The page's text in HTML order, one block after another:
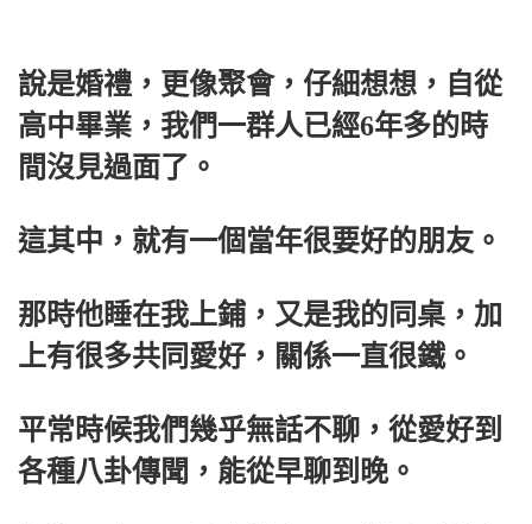
說是婚禮，更像聚會，仔細想想，自從
高中畢業，我們一群人已經6年多的時
間沒見過面了。
這其中，就有一個當年很要好的朋友。
那時他睡在我上鋪，又是我的同桌，加
上有很多共同愛好，關係一直很鐵。
平常時候我們幾乎無話不聊，從愛好到
各種八卦傳聞，能從早聊到晚。